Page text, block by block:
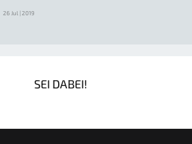
26 Jul | 2019
SEI DABEI!